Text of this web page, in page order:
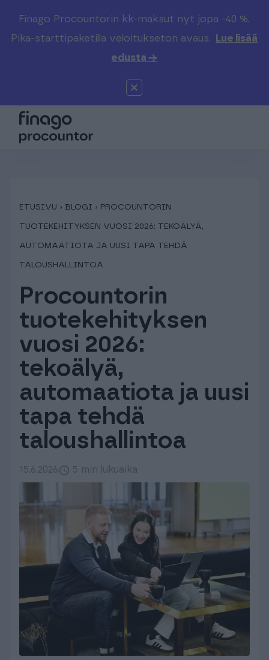
Finago Procountorin kk-maksut nyt jopa -40 %.
Pika-starttipaketilla veloitukseton avaus.
Lue lisää
edusta →
Etsi sivustolta
Valitse kieli
Global (EN)
Kirjaudu
Solo
Kenelle
Meistä & Ajankohtaista
Tilaa Procountor
Kokeile maksutta
Kirjaudu
ETUSIVU › BLOGI › PROCOUNTORIN
TUOTEKEHITYKSEN VUOSI 2026: TEKOÄLYÄ,
AUTOMAATIOTA JA UUSI TAPA TEHDÄ
TALOUSHALLINTOA
Procountorin
tuotekehityksen
vuosi 2026:
tekoälyä,
automaatiota ja uusi
tapa tehdä
taloushallintoa
15.6.2026 5 min lukuaika